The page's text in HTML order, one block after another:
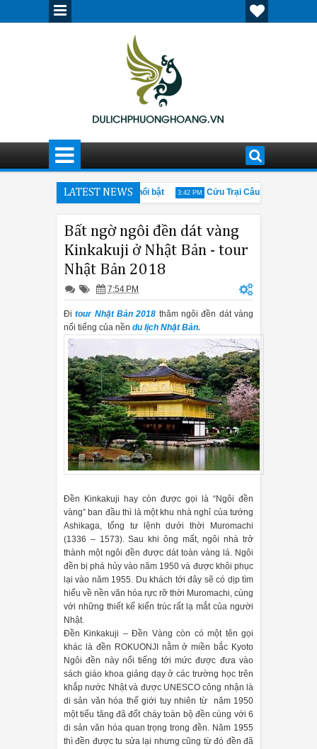
LATEST NEWS
phố cổ Cáp Nhĩ Tân ấn tượng, nổi bật 3:42 PM
Cửu Trại Câu mùa đông có gì
Bất ngờ ngôi đền dát vàng
Kinkakuji ở Nhật Bản - tour
Nhật Bản 2018
7:54 PM
Đitour Nhật Bản 2018 thăm ngôi đền dát vàng
nổi tiếng của nền du lịch Nhật Bản.
Đền Kinkakuji hay còn được gọi là “Ngôi đền
vàng” ban đầu thì là một khu nhà nghỉ của tướng
Ashikaga, tổng tư lệnh dưới thời Muromachi
(1336 – 1573). Sau khi ông mất, ngôi nhà trở
thành một ngôi đền được dát toàn vàng lá. Ngôi
đền bị phá hủy vào năm 1950 và được khôi phục
lại vào năm 1955. Du khách tới đây sẽ có dịp tìm
hiểu về nền văn hóa rực rỡ thời Muromachi, cùng
với những thiết kế kiến trúc rất lạ mắt của người
Nhật.
Đền Kinkakuji – Đền Vàng còn có một tên gọi
khác là đền ROKUONJI nằm ở miền bắc Kyoto
Ngôi đền này nổi tiếng tới mức được đưa vào
sách giáo khoa giảng dạy ở các trường học trên
khắp nước Nhật và được UNESCO công nhận là
di sản văn hóa thế giới tuy nhiên từ năm 1950
một tiểu tăng đã đốt cháy toàn bộ đền cùng với 6
di sản văn hóa quan trọng trong đền. Năm 1955
thì đền được tu sửa lại nhưng cũng từ đó đền đã